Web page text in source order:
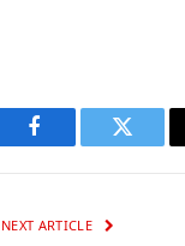
Facebook Twitter
NEXT ARTICLE